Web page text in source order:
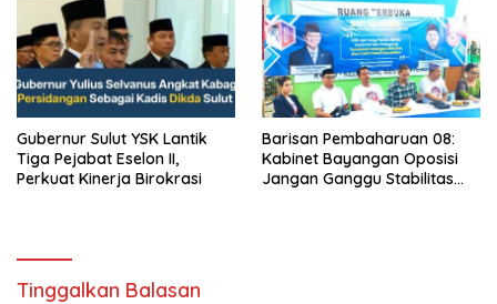
Gubernur Sulut YSK Lantik
Tiga Pejabat Eselon II,
Perkuat Kinerja Birokrasi
Barisan Pembaharuan 08:
Kabinet Bayangan Oposisi
Jangan Ganggu Stabilitas
Tinggalkan Balasan